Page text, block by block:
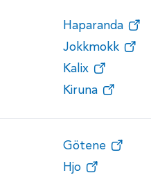
Haparanda
Jokkmokk
Kalix
Kiruna
Götene
Hjo